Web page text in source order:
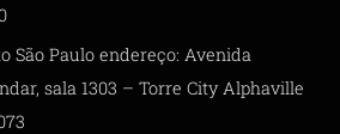
São Paulo endereço: Avenida
sala 1303 – Torre City Alphaville